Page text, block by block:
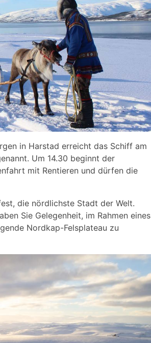
in Harstad erreicht das Schiff am
Um 14.30 beginnt der
mit Rentieren und dürfen die
die nördlichste Stadt der Welt.
Sie Gelegenheit, im Rahmen eines
Nordkap-Felsplateau zu